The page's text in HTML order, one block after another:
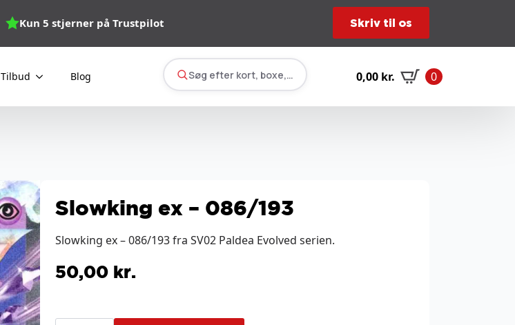
Kun 5 stjerner på Trustpilot Skriv til os
Tilbud Blog Søg efter kort, boxe, tilbehør… 0,00 kr. 0
Slowking ex – 086/193
Slowking ex – 086/193 fra SV02 Paldea Evolved serien.
50,00 kr.